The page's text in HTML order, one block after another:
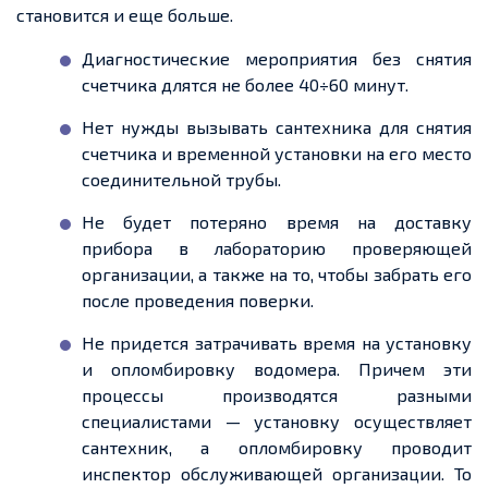
становится и еще больше.
Диагностические мероприятия без снятия
счетчика длятся не более 40÷60 минут.
Нет нужды вызывать сантехника для снятия
счетчика и временной установки на его место
соединительной трубы.
Не будет потеряно время на доставку
прибора в лабораторию проверяющей
организации, а также на то, чтобы забрать его
после проведения поверки.
Не придется затрачивать время на установку
и опломбировку водомера. Причем эти
процессы производятся разными
специалистами — установку осуществляет
сантехник, а опломбировку проводит
инспектор обслуживающей организации. То